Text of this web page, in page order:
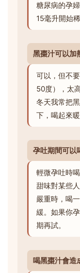
糖尿病的孕
15毫升開始
黑棗汁可以加
可以，但不
50度），太
冬天我常把
下，喝起來
孕吐期間可以
輕微孕吐時
甜味對某些
嚴重時，喝
緩。如果你
期再試。
喝黑棗汁會造